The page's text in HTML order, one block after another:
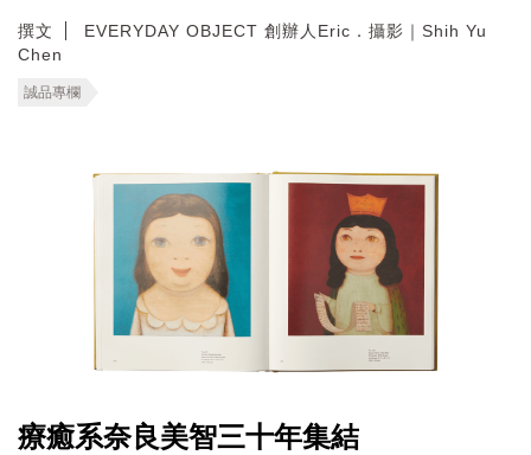
撰文
EVERYDAY OBJECT 創辦人Eric．攝影｜Shih Yu
Chen
誠品專欄
療癒系奈良美智三十年集結